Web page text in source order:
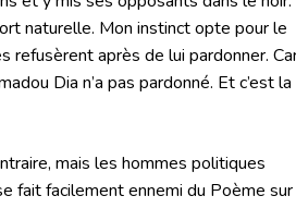
naturelle. Mon instinct opte pour le
refusèrent après de lui pardonner.
Dia n’a pas pardonné. Et c’est la
mais les hommes politiques
fait facilement ennemi du Poème sur